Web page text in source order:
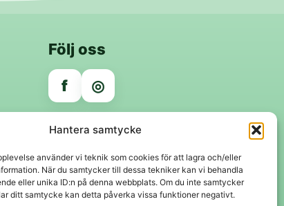
Hantera samtycke
använder vi teknik som cookies för att lagra och/eller
När du samtycker till dessa tekniker kan vi behandla
eller unika ID:n på denna webbplats. Om du inte samtycker
ditt samtycke kan detta påverka vissa funktioner negativt.
Följ oss
f ◎
Trygga betalningar
Klarna VISA Mastercard Swish